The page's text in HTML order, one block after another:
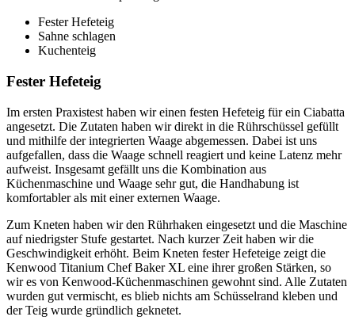
Fester Hefeteig
Sahne schlagen
Kuchenteig
Fester Hefeteig
Im ersten Praxistest haben wir einen festen Hefeteig für ein Ciabatta
angesetzt. Die Zutaten haben wir direkt in die Rührschüssel gefüllt
und mithilfe der integrierten Waage abgemessen. Dabei ist uns
aufgefallen, dass die Waage schnell reagiert und keine Latenz mehr
aufweist. Insgesamt gefällt uns die Kombination aus
Küchenmaschine und Waage sehr gut, die Handhabung ist
komfortabler als mit einer externen Waage.
Zum Kneten haben wir den Rührhaken eingesetzt und die Maschine
auf niedrigster Stufe gestartet. Nach kurzer Zeit haben wir die
Geschwindigkeit erhöht. Beim Kneten fester Hefeteige zeigt die
Kenwood Titanium Chef Baker XL eine ihrer großen Stärken, so
wir es von Kenwood-Küchenmaschinen gewohnt sind. Alle Zutaten
wurden gut vermischt, es blieb nichts am Schüsselrand kleben und
der Teig wurde gründlich geknetet.